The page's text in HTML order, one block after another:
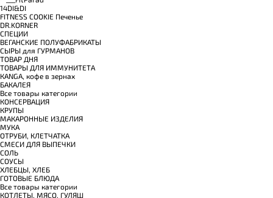
14DI&DI
FITNESS COOKIE Печенье
DR.KORNER
СПЕЦИИ
ВЕГАНСКИЕ ПОЛУФАБРИКАТЫ
СЫРЫ для ГУРМАНОВ
TОВАР ДНЯ
TОВАРЫ ДЛЯ ИММУНИТЕТА
КANGA, кофе в зернах
БАКАЛЕЯ
Все товары категории
КОНСЕРВАЦИЯ
КРУПЫ
МАКАРОННЫЕ ИЗДЕЛИЯ
МУКА
ОТРУБИ, КЛЕТЧАТКА
СМЕСИ ДЛЯ ВЫПЕЧКИ
СОЛЬ
СОУСЫ
ХЛЕБЦЫ, ХЛЕБ
ГОТОВЫЕ БЛЮДА
Все товары категории
КОТЛЕТЫ, МЯСО, ГУЛЯШ